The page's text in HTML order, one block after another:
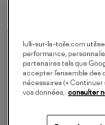
lulli-sur-la-toile.com
performance,
partenaires tels que
accepter l’ensemble des
nécessaires (« Continuer
vos données,
consulter